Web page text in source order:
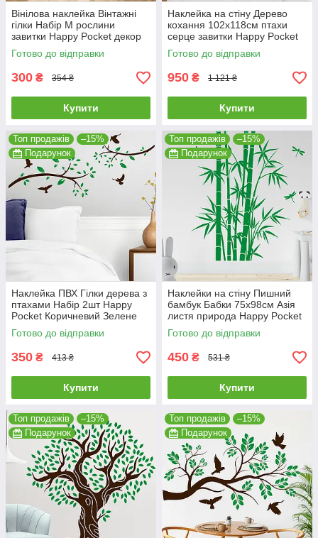
Вінілова наклейка Вінтажні
гілки Набір М рослини
завитки Happy Pocket декор
матова Коричневий
Готово до відправки
300 ₴ 354 ₴
Купити
Наклейка на стіну Дерево
кохання 102х118см птахи
серце завитки Happy Pocket
Коричневий матовий HP-60-
800/30M
Готово до відправки
950 ₴ 1 121 ₴
Купити
Топ продажів
–15%
Подарунок
Наклейка ПВХ Гілки дерева з
птахами Набір 2шт Happy
Pocket Коричневий Зелене
листя матовий HP-056-
800/62M
Готово до відправки
350 ₴ 413 ₴
Купити
Топ продажів
–15%
Подарунок
Наклейки на стіну Пишний
бамбук Бабки 75х98см Азія
листя природа Happy Pocket
Зелений матовий HP-069S-
062M
Готово до відправки
450 ₴ 531 ₴
Купити
Топ продажів
–15%
Подарунок
Топ продажів
–15%
Подарунок